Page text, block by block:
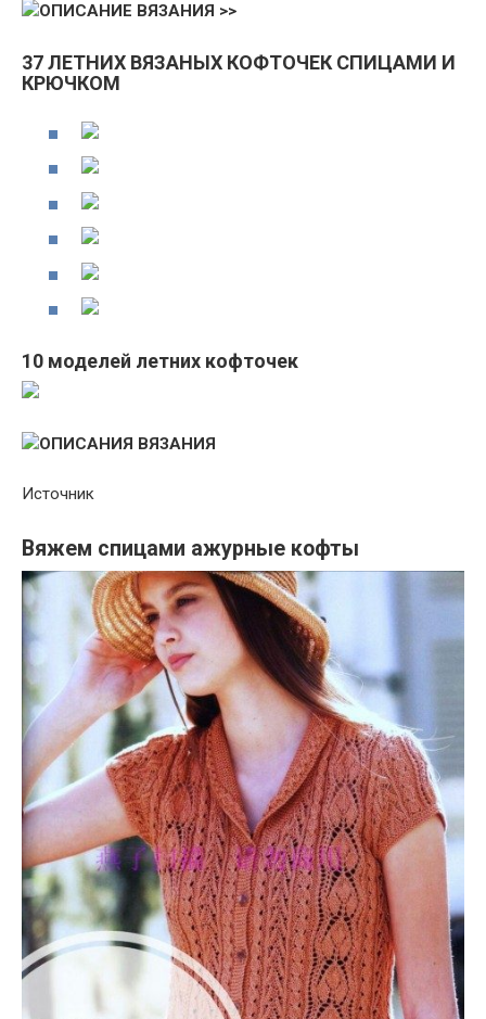
ОПИСАНИЕ ВЯЗАНИЯ >>
37 ЛЕТНИХ ВЯЗАНЫХ КОФТОЧЕК СПИЦАМИ И
КРЮЧКОМ
10 моделей летних кофточек
ОПИСАНИЯ ВЯЗАНИЯ
Источник
Вяжем спицами ажурные кофты